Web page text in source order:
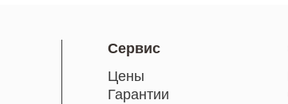
Сервис
Цены
Гарантии